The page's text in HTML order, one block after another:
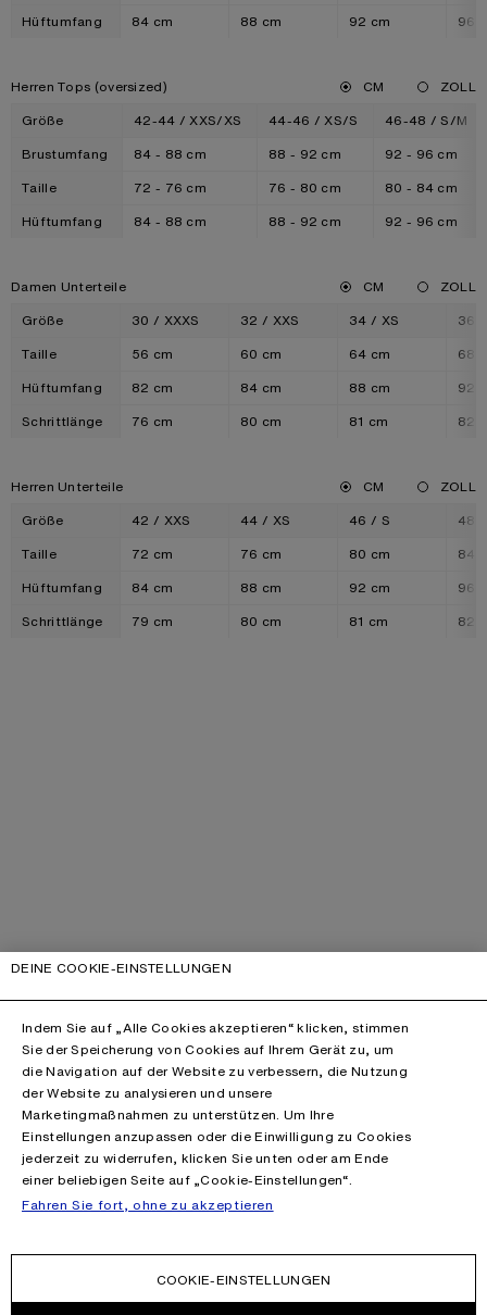
Hüftumfang
84 cm 88 cm 92 cm 96
Herren Tops (oversized) CM
ZOLL
Größe
42-44 / XXS/XS 44-46 / XS/S
46-48 / S/M
Brustumfang
84 - 88 cm 88 - 92 cm
92 - 96 cm
Taille
72 - 76 cm 76 - 80 cm
80 - 84 cm
Hüftumfang
84 - 88 cm 88 - 92 cm 92 - 96 cm
Damen Unterteile CM
ZOLL
Größe
30 / XXXS 32 / XXS 34 / XS
36
Taille
56 cm 60 cm 64 cm
68
Hüftumfang
82 cm 84 cm 88 cm
92
Schrittlänge
76 cm 80 cm 81 cm 82
Herren Unterteile CM
ZOLL
Größe
42 / XXS 44 / XS 46 / S
48
Taille
72 cm 76 cm 80 cm
84
Hüftumfang
84 cm 88 cm 92 cm
96
Schrittlänge
79 cm 80 cm 81 cm 82
DEINE COOKIE-EINSTELLUNGEN
Indem Sie auf „Alle Cookies akzeptieren“ klicken, stimmen
Sie der Speicherung von Cookies auf Ihrem Gerät zu, um
die Navigation auf der Website zu verbessern, die Nutzung
der Website zu analysieren und unsere
Marketingmaßnahmen zu unterstützen. Um Ihre
Einstellungen anzupassen oder die Einwilligung zu Cookies
jederzeit zu widerrufen, klicken Sie unten oder am Ende
einer beliebigen Seite auf „Cookie-Einstellungen“.
Fahren Sie fort, ohne zu akzeptieren
COOKIE-EINSTELLUNGEN